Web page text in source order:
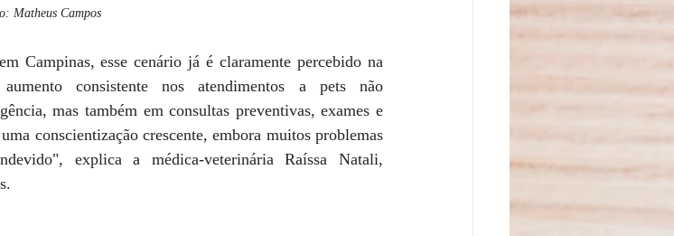
Matheus Campos
Campinas, esse cenário já é claramente percebido na
consistente nos atendimentos a pets não
mas também em consultas preventivas, exames e
conscientização crescente, embora muitos problemas
explica a médica-veterinária Raíssa Natali,